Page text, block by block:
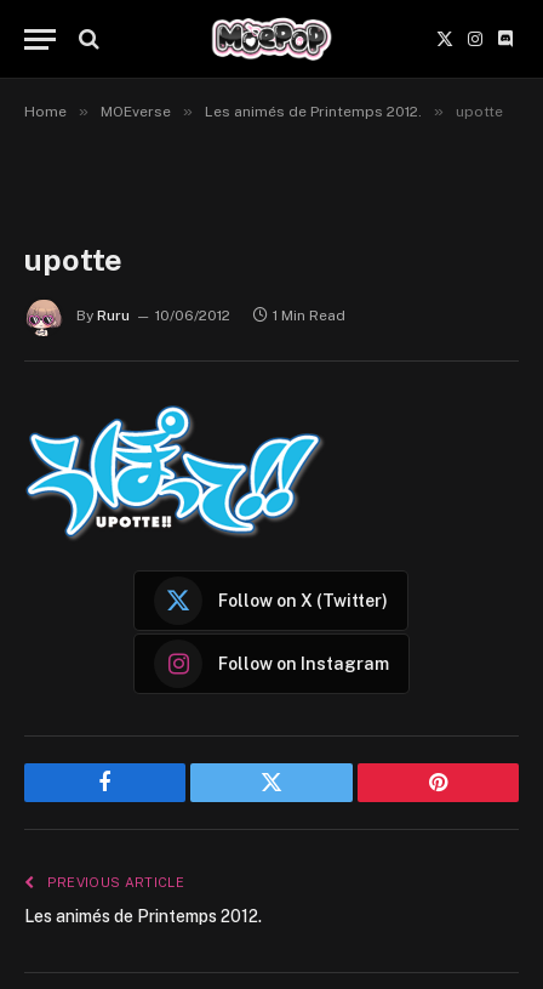
X
(Twitter)
Home » MOEverse » Les animés de Printemps 2012. » upotte
upotte
By Ruru 10/06/2012 1 Min Read
Follow on X (Twitter)
Follow on Instagram
Facebook Twitter Pinterest
PREVIOUS ARTICLE
Les animés de Printemps 2012.